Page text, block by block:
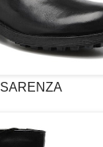
SARENZA